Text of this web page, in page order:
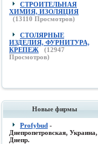
СТРОИТЕЛЬНАЯ
ХИМИЯ, ИЗОЛЯЦИЯ
(13110 Просмотров)
СТОЛЯРНЫЕ
ИЗДЕЛИЯ, ФУРНИТУРА,
КРЕПЕЖ
(12947
Просмотров)
Новые фирмы
Profybud -
Днепропетровская, Украина,
Днепр.